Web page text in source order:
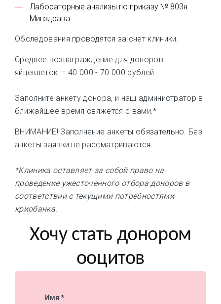
Лабораторные анализы по приказу № 803н
Минздрава.
Обследования проводятся за счет клиники.
Среднее вознаграждение для доноров
яйцеклеток — 40 000 - 70 000 рублей.
Заполните анкету донора, и наш администратор в
ближайшее время свяжется с вами.*
ВНИМАНИЕ! Заполнение анкеты обязательно. Без
анкеты заявки не рассматриваются.
*Клиника оставляет за собой право на
проведение ужесточенного отбора доноров в
соответствии с текущими потребностями
криобанка.
Хочу стать донором
ооцитов
Имя *